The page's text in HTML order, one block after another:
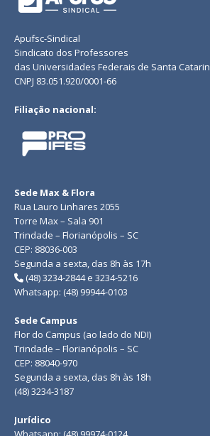
Apufsc-Sindical
Sindicato dos Professores
das Universidades Federais de Santa
CNPJ 83.051.920/0001-66
Filiação nacional:
Sede Max & Flora
Rua Lauro Linhares 2055
Torre Max – Sala 901
Trindade – Florianópolis – SC
CEP: 88036-003
Segunda a sexta, das 8h às 17h
(48) 3234-2844 e 3234-5216
Whatsapp: (48) 99944-0103
Sede Campus
Flor do Campus (ao lado do NDI)
Trindade – Florianópolis – SC
CEP: 88040-970
Segunda a sexta, das 8h às 18h
(48) 3234-3187
Jurídico